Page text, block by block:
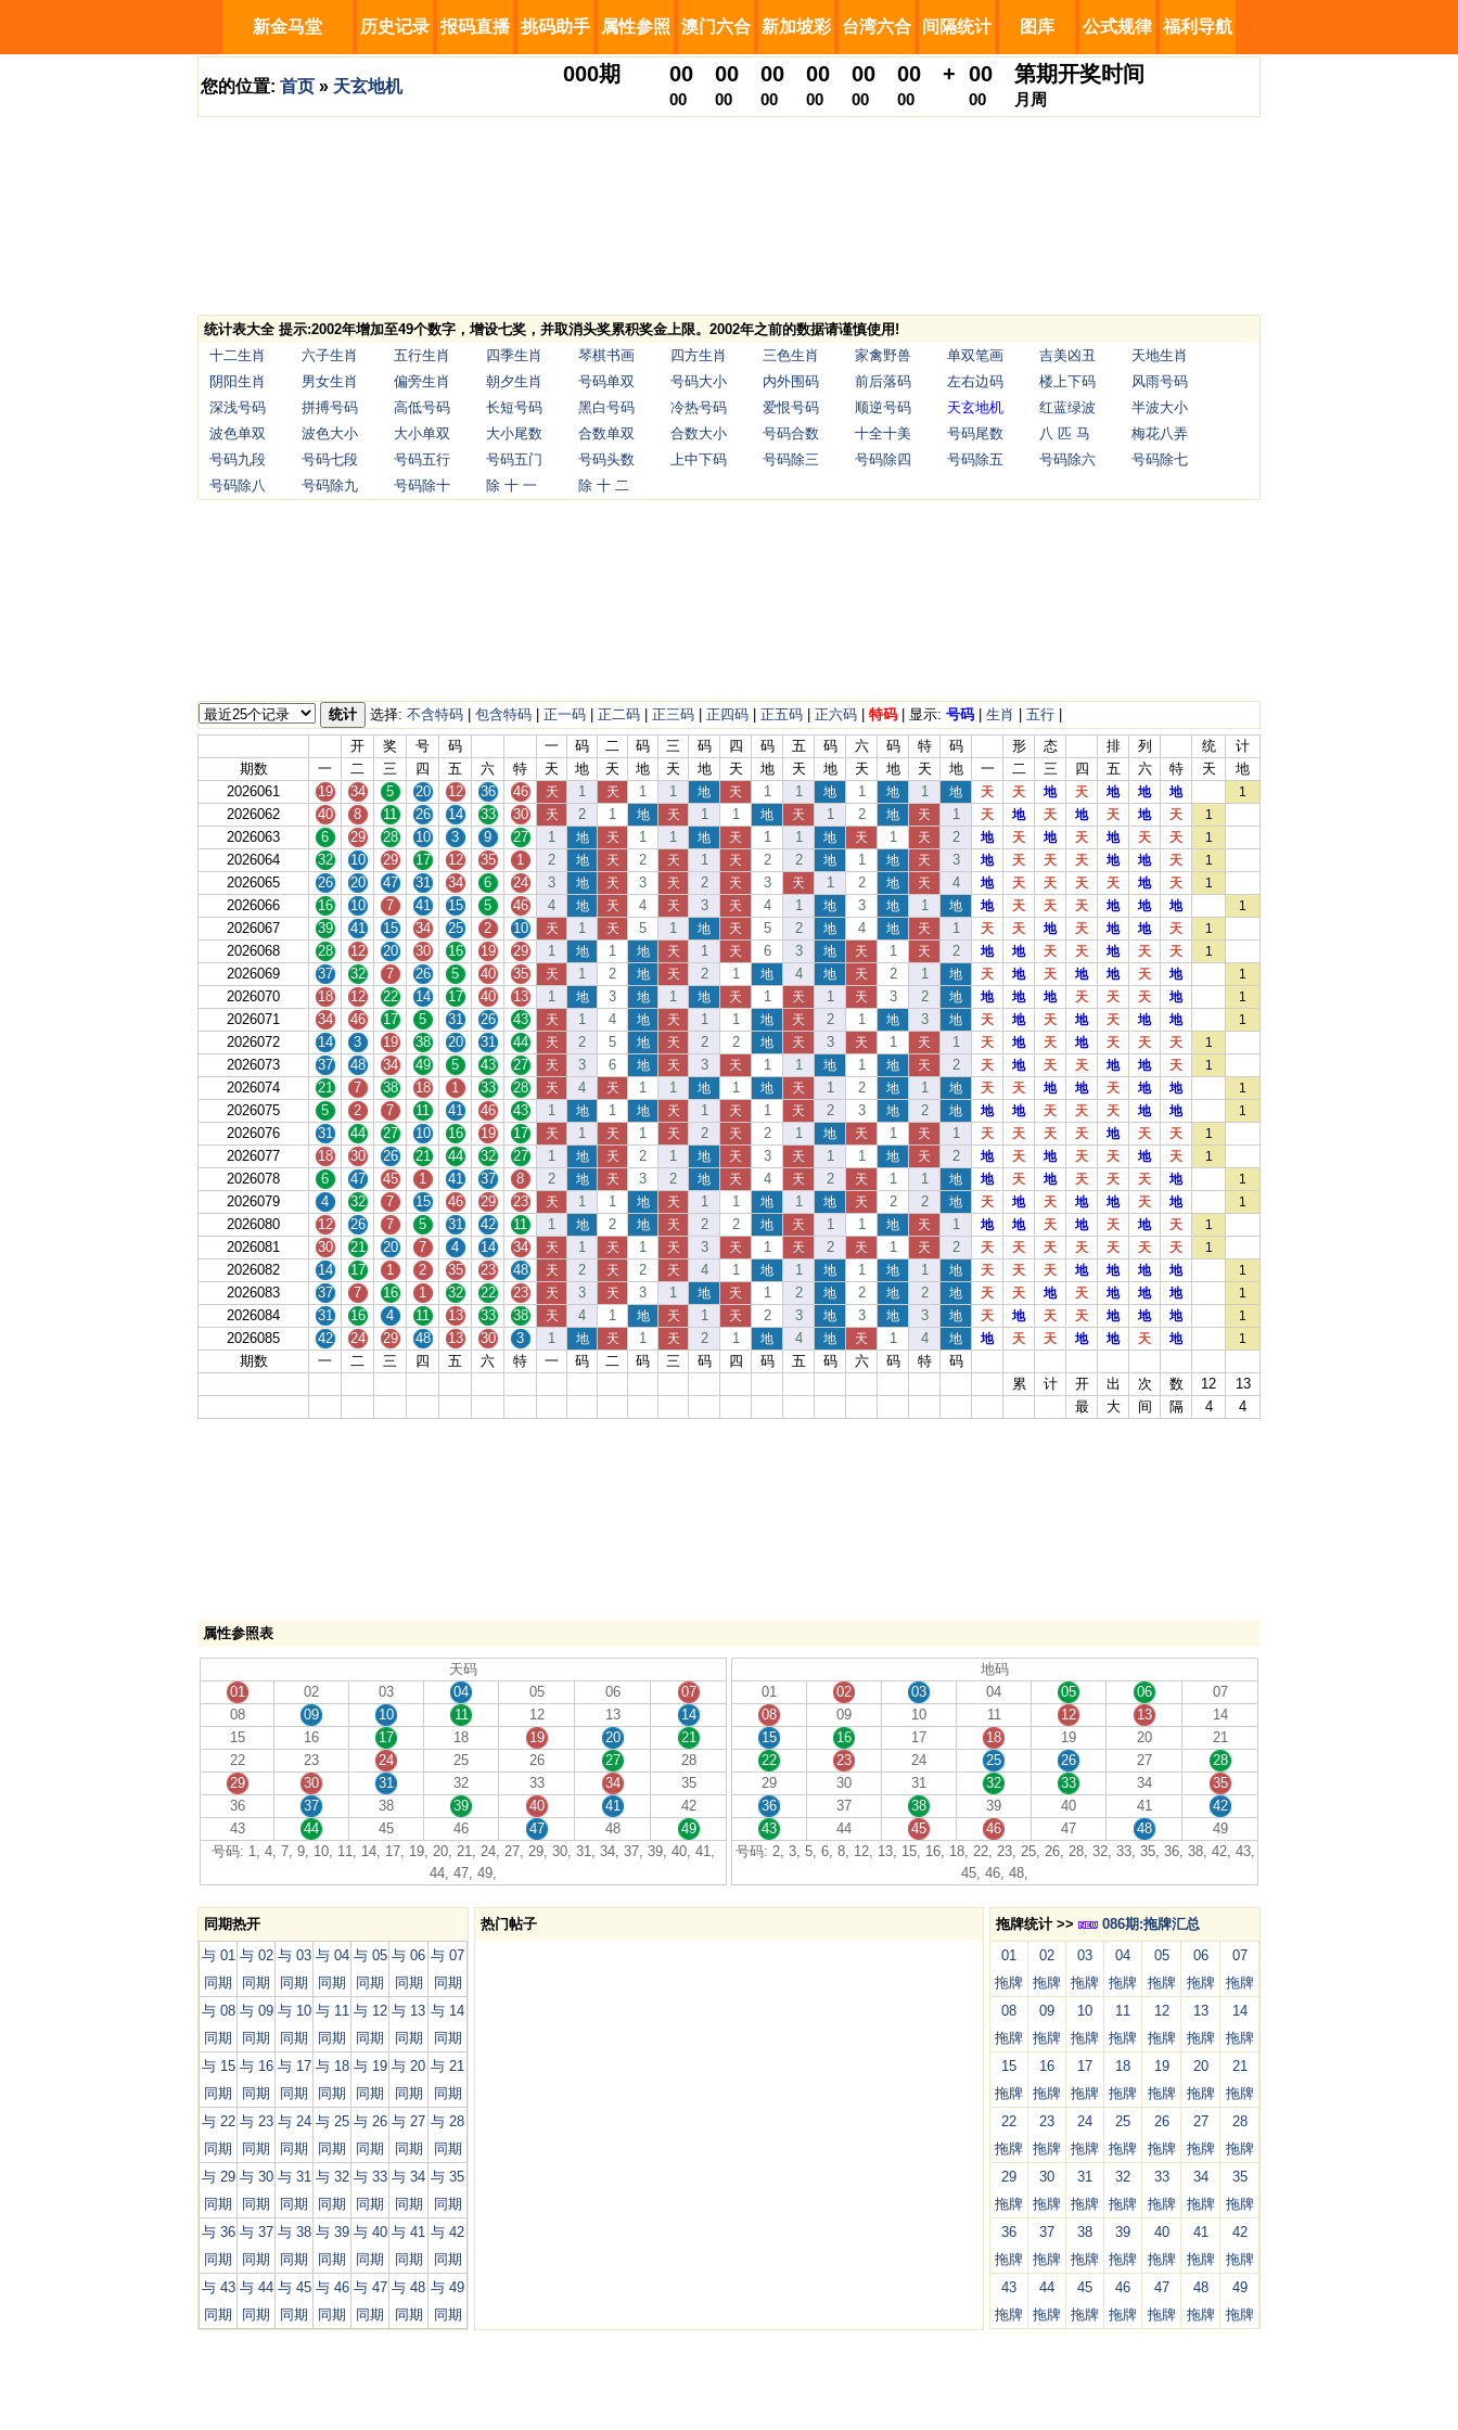
新金马堂 历史记录 报码直播 挑码助手 属性参照 澳门六合 新加坡彩 台湾六合 间隔统计 图库 公式规律 福利导航
您的位置: 首页 » 天玄地机
000期 00 00 00 00 00 00 + 00 第期开奖时间
00 00 00 00 00 00 00 月 周
统计表大全 提示:2002年增加至49个数字，增设七奖，并取消头奖累积奖金上限。2002年之前的数据请谨慎使用!
十二生肖
六子生肖 五行生肖 四季生肖 琴棋书画 四方生肖 三色生肖 家禽野兽 单双笔画 吉美凶丑
天地生肖
阴阳生肖
男女生肖 偏旁生肖 朝夕生肖 号码单双 号码大小 内外围码 前后落码 左右边码 楼上下码
风雨号码
深浅号码
拼搏号码 高低号码 长短号码 黑白号码 冷热号码 爱恨号码 顺逆号码 天玄地机 红蓝绿波
半波大小
波色单双
波色大小 大小单双 大小尾数 合数单双 合数大小 号码合数 十全十美 号码尾数 八 匹 马
梅花八弄
号码九段
号码七段 号码五行 号码五门 号码头数 上中下码 号码除三 号码除四 号码除五 号码除六
号码除七
号码除八
号码除九 号码除十 除 十 一 除 十 二
统计 选择: 不含特码 包含特码 正一码 正二码 正三码 正四码 正五码 正六码 特码 | 显示: 号码 生肖 五行
开
奖 号 码 一 码 二 码 三 码 四 码 五 码 六 码 特 码 形 态 排 列 统
计
期数
一 二 三 四 五 六 特 天 地 天 地 天 地 天 地 天 地 天 地 天 地 一 二 三 四 五 六 特 天
地
2026061
19 34 5 20 12 36 46 天 1 天 1 1 地 天 1 1 地 1 地 1 地 天 天 地 天 地 地 地 1
2026062 40 8 11 26 14 33 30 天 2 1 地 天 1 1 地 天 1 2 地 天 1 天 地 天 地 天 地 天 1
2026063 6 29 28 10 3 9 27 1 地 天 1 1 地 天 1 1 地 天 1 天 2 地 天 地 天 地 天 天 1
2026064 32 10 29 17 12 35 1 2 地 天 2 天 1 天 2 2 地 1 地 天 3 地 天 天 天 地 地 天 1
2026065 26 20 47 31 34 6 24 3 地 天 3 天 2 天 3 天 1 2 地 天 4 地 天 天 天 天 地 天 1
2026066 16 10 7 41 15 5 46 4 地 天 4 天 3 天 4 1 地 3 地 1 地 地 天 天 天 地 地 地 1
2026067 39 41 15 34 25 2 10 天 1 天 5 1 地 天 5 2 地 4 地 天 1 天 天 地 天 地 地 天 1
2026068 28 12 20 30 16 19 29 1 地 1 地 天 1 天 6 3 地 天 1 天 2 地 地 天 天 地 天 天 1
2026069 37 32 7 26 5 40 35 天 1 2 地 天 2 1 地 4 地 天 2 1 地 天 地 天 地 地 天 地 1
2026070 18 12 22 14 17 40 13 1 地 3 地 1 地 天 1 天 1 天 3 2 地 地 地 地 天 天 天 地 1
2026071 34 46 17 5 31 26 43 天 1 4 地 天 1 1 地 天 2 1 地 3 地 天 地 天 地 天 地 地 1
2026072 14 3 19 38 20 31 44 天 2 5 地 天 2 2 地 天 3 天 1 天 1 天 地 天 地 天 天 天 1
2026073 37 48 34 49 5 43 27 天 3 6 地 天 3 天 1 1 地 1 地 天 2 天 地 天 天 地 地 天 1
2026074 21 7 38 18 1 33 28 天 4 天 1 1 地 1 地 天 1 2 地 1 地 天 天 地 地 天 地 地 1
2026075 5 2 7 11 41 46 43 1 地 1 地 天 1 天 1 天 2 3 地 2 地 地 地 天 天 天 地 地 1
2026076 31 44 27 10 16 19 17 天 1 天 1 天 2 天 2 1 地 天 1 天 1 天 天 天 天 地 天 天 1
2026077 18 30 26 21 44 32 27 1 地 天 2 1 地 天 3 天 1 1 地 天 2 地 天 地 天 天 地 天 1
2026078 6 47 45 1 41 37 8 2 地 天 3 2 地 天 4 天 2 天 1 1 地 地 天 地 天 天 天 地 1
2026079 4 32 7 15 46 29 23 天 1 1 地 天 1 1 地 1 地 天 2 2 地 天 地 天 地 地 天 地 1
2026080 12 26 7 5 31 42 11 1 地 2 地 天 2 2 地 天 1 1 地 天 1 地 地 天 地 天 地 天 1
2026081 30 21 20 7 4 14 34 天 1 天 1 天 3 天 1 天 2 天 1 天 2 天 天 天 天 天 天 天 1
2026082 14 17 1 2 35 23 48 天 2 天 2 天 4 1 地 1 地 1 地 1 地 天 天 天 地 地 地 地 1
2026083 37 7 16 1 32 22 23 天 3 天 3 1 地 天 1 2 地 2 地 2 地 天 天 地 天 地 地 地 1
2026084 31 16 4 11 13 33 38 天 4 1 地 天 1 天 2 3 地 3 地 3 地 天 地 天 天 地 地 地 1
2026085 42 24 29 48 13 30 3 1 地 天 1 天 2 1 地 4 地 天 1 4 地 地 天 天 地 地 天 地 1
期数 一 二 三 四 五 六 特 一 码 二 码 三 码 四 码 五 码 六 码 特
码
累
计 开 出 次 数 12
13
最
大 间 隔 4 4
属性参照表
天码
01
02 03 04 05 06
07
08
09 10 11 12 13
14
15
16 17 18 19 20
21
22
23 24 25 26 27
28
29
30 31 32 33 34
35
36
37 38 39 40 41
42
43
44 45 46 47 48
49
号码: 1, 4, 7, 9, 10, 11, 14, 17, 19, 20, 21, 24, 27, 29, 30, 31, 34, 37, 39, 40, 41,
44, 47, 49,
地码
01
02 03 04 05 06
07
08
09 10 11 12 13
14
15
16 17 18 19 20
21
22
23 24 25 26 27
28
29
30 31 32 33 34
35
36
37 38 39 40 41
42
43
44 45 46 47 48
49
号码: 2, 3, 5, 6, 8, 12, 13, 15, 16, 18, 22, 23, 25, 26, 28, 32, 33, 35, 36, 38, 42, 43,
45, 46, 48,
同期热开
与 01
同期
与 02
同期
与 03
同期
与 04
同期
与 05
同期
与 06
同期
与 07
同期
与 08
同期
与 09
同期
与 10
同期
与 11
同期
与 12
同期
与 13
同期
与 14
同期
与 15
同期
与 16
同期
与 17
同期
与 18
同期
与 19
同期
与 20
同期
与 21
同期
与 22
同期
与 23
同期
与 24
同期
与 25
同期
与 26
同期
与 27
同期
与 28
同期
与 29
同期
与 30
同期
与 31
同期
与 32
同期
与 33
同期
与 34
同期
与 35
同期
与 36
同期
与 37
同期
与 38
同期
与 39
同期
与 40
同期
与 41
同期
与 42
同期
与 43
同期
与 44
同期
与 45
同期
与 46
同期
与 47
同期
与 48
同期
与 49
同期
热门帖子 拖牌统计 >>
086期:拖牌汇总
01
拖牌
02
拖牌
03
拖牌
04
拖牌
05
拖牌
06
拖牌
07
拖牌
08
拖牌
09
拖牌
10
拖牌
11
拖牌
12
拖牌
13
拖牌
14
拖牌
15
拖牌
16
拖牌
17
拖牌
18
拖牌
19
拖牌
20
拖牌
21
拖牌
22
拖牌
23
拖牌
24
拖牌
25
拖牌
26
拖牌
27
拖牌
28
拖牌
29
拖牌
30
拖牌
31
拖牌
32
拖牌
33
拖牌
34
拖牌
35
拖牌
36
拖牌
37
拖牌
38
拖牌
39
拖牌
40
拖牌
41
拖牌
42
拖牌
43
拖牌
44
拖牌
45
拖牌
46
拖牌
47
拖牌
48
拖牌
49
拖牌